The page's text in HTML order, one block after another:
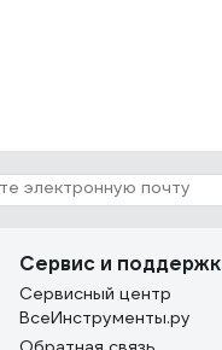
Сервис и
Сервисный центр
ВсеИнструменты.ру